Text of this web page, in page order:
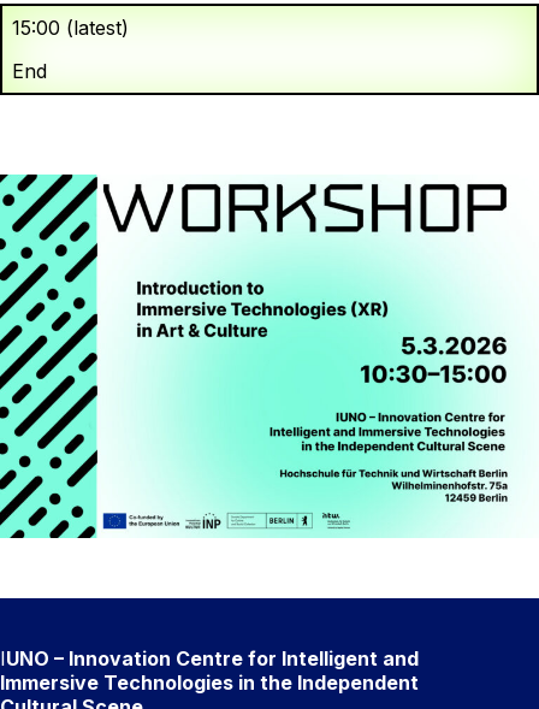
15:00 (latest)
End
IUNO – Innovation Centre for Intelligent and
Immersive Technologies in the Independent